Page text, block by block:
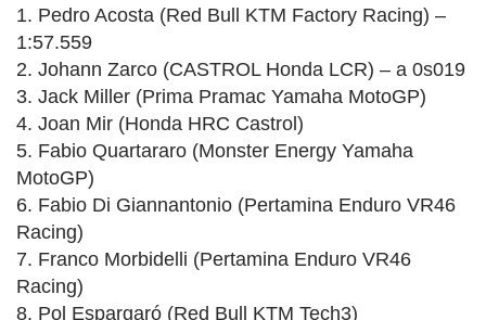
1. Pedro Acosta (Red Bull KTM Factory Racing) –
1:57.559
2. Johann Zarco (CASTROL Honda LCR) – a 0s019
3. Jack Miller (Prima Pramac Yamaha MotoGP)
4. Joan Mir (Honda HRC Castrol)
5. Fabio Quartararo (Monster Energy Yamaha
MotoGP)
6. Fabio Di Giannantonio (Pertamina Enduro VR46
Racing)
7. Franco Morbidelli (Pertamina Enduro VR46
Racing)
8. Pol Espargaró (Red Bull KTM Tech3)